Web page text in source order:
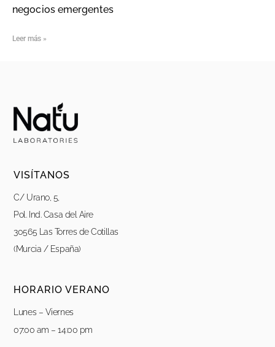
negocios emergentes
Leer más »
VISÍTANOS
C/ Urano, 5,
Pol. Ind. Casa del Aire
30565 Las Torres de Cotillas
(Murcia / España)
HORARIO VERANO
Lunes – Viernes
07:00 am – 14:00 pm